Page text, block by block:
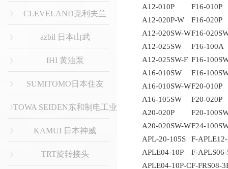
CLEVELAND克利夫兰
azbil 日本山武
IHI 黄油泵
SUMITOMO日本住友
TOWA SEIDEN东和制电工业
KAMUI 日本神威
TRT旋转接头
A12-010P
F16-010P
A12-020P-W
F16-020P
A12-020SW-WF16-
A12-025SW
F16-100A
A12-025SW-F F16-
A16-010SW
F16-
A16-010SW-WF20-010P
A16-105SW
F20-020P
A20-020P
F20-
A20-020SW-WF24-
APL-20-105S
F-
APLE04-10P
F-APLS06-
APLE04-10P-CF-FRS08-